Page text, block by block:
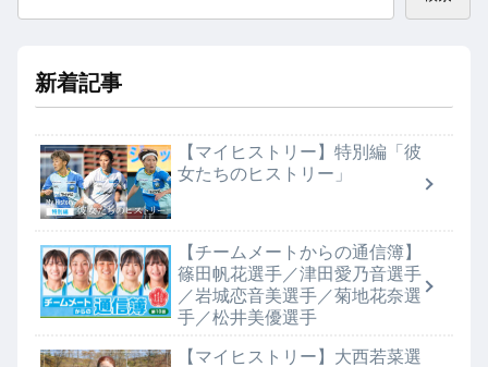
新着記事
【マイヒストリー】特別編「彼
女たちのヒストリー」
【チームメートからの通信簿】
篠田帆花選手／津田愛乃音選手
／岩城恋音美選手／菊地花奈選
手／松井美優選手
【マイヒストリー】大西若菜選